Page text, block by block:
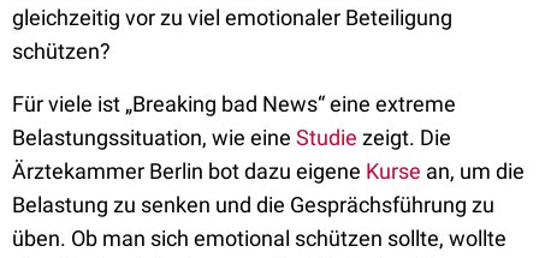
gleichzeitig vor zu viel emotionaler Beteiligung
schützen?
Für viele ist „Breaking bad News“ eine extreme
Belastungssituation, wie eine Studie zeigt. Die
Ärztekammer Berlin bot dazu eigene Kurse an, um die
Belastung zu senken und die Gesprächsführung zu
üben. Ob man sich emotional schützen sollte, wollte